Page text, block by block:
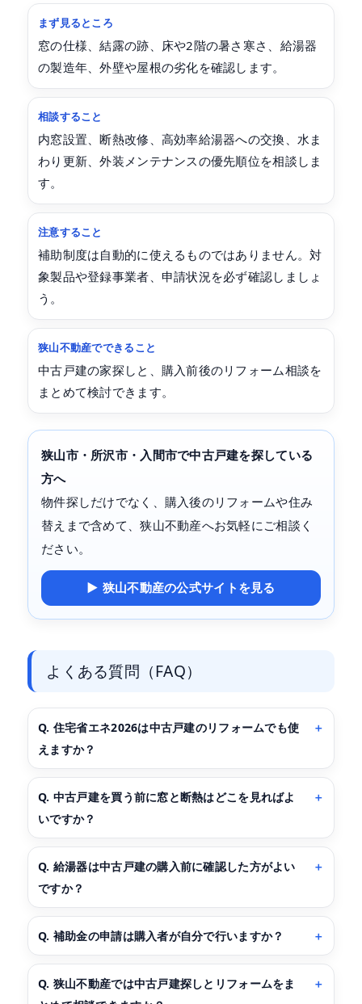
まず見るところ
窓の仕様、結露の跡、床や2階の暑さ寒さ、給湯器
の製造年、外壁や屋根の劣化を確認します。
相談すること
内窓設置、断熱改修、高効率給湯器への交換、水ま
わり更新、外装メンテナンスの優先順位を相談しま
す。
注意すること
補助制度は自動的に使えるものではありません。対
象製品や登録事業者、申請状況を必ず確認しましょ
う。
狭山不動産でできること
中古戸建の家探しと、購入前後のリフォーム相談を
まとめて検討できます。
狭山市・所沢市・入間市で中古戸建を探している
方へ
物件探しだけでなく、購入後のリフォームや住み
替えまで含めて、狭山不動産へお気軽にご相談く
ださい。
▶ 狭山不動産の公式サイトを見る
よくある質問（FAQ）
Q. 住宅省エネ2026は中古戸建のリフォームでも使
えますか？
Q. 中古戸建を買う前に窓と断熱はどこを見ればよ
いですか？
Q. 給湯器は中古戸建の購入前に確認した方がよい
ですか？
Q. 補助金の申請は購入者が自分で行いますか？
Q. 狭山不動産では中古戸建探しとリフォームをま